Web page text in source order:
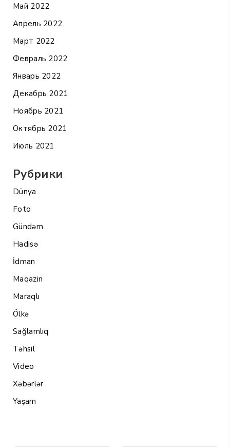
Май 2022
Апрель 2022
Март 2022
Февраль 2022
Январь 2022
Декабрь 2021
Ноябрь 2021
Октябрь 2021
Июль 2021
Рубрики
Dünya
Foto
Gündəm
Hadisə
İdman
Maqazin
Maraqlı
Ölkə
Sağlamlıq
Təhsil
Video
Xəbərlər
Yaşam